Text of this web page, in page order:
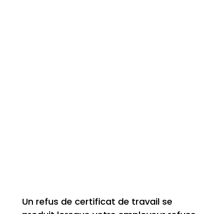
Un refus de certificat de travail se